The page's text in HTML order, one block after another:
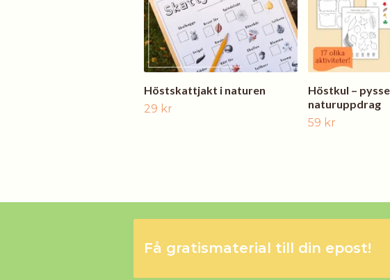
Höstskattjakt i naturen
29 kr
Höstkul –
naturuppdrag
59 kr
Få gratismaterial till din epost!